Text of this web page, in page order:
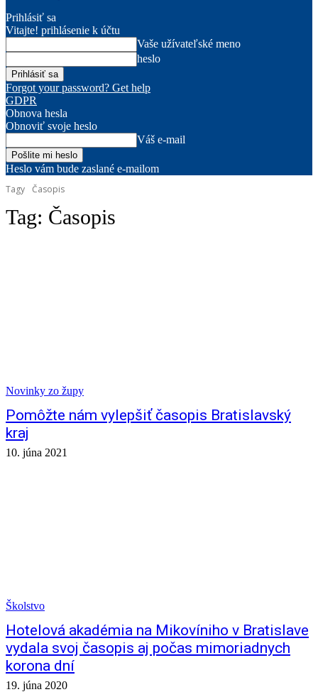
Prihlásiť sa
Vitajte! prihlásenie k účtu
Vaše užívateľské meno
heslo
Forgot your password? Get help
GDPR
Obnova hesla
Obnoviť svoje heslo
Váš e-mail
Heslo vám bude zaslané e-mailom
Tagy Časopis
Tag: Časopis
Novinky zo župy
Pomôžte nám vylepšiť časopis Bratislavský
kraj
10. júna 2021
Školstvo
Hotelová akadémia na Mikovíniho v Bratislave
vydala svoj časopis aj počas mimoriadnych
korona dní
19. júna 2020